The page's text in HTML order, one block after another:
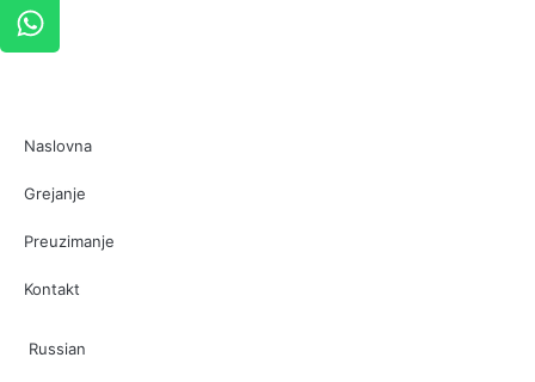
Naslovna
Grejanje
Preuzimanje
Kontakt
Russian